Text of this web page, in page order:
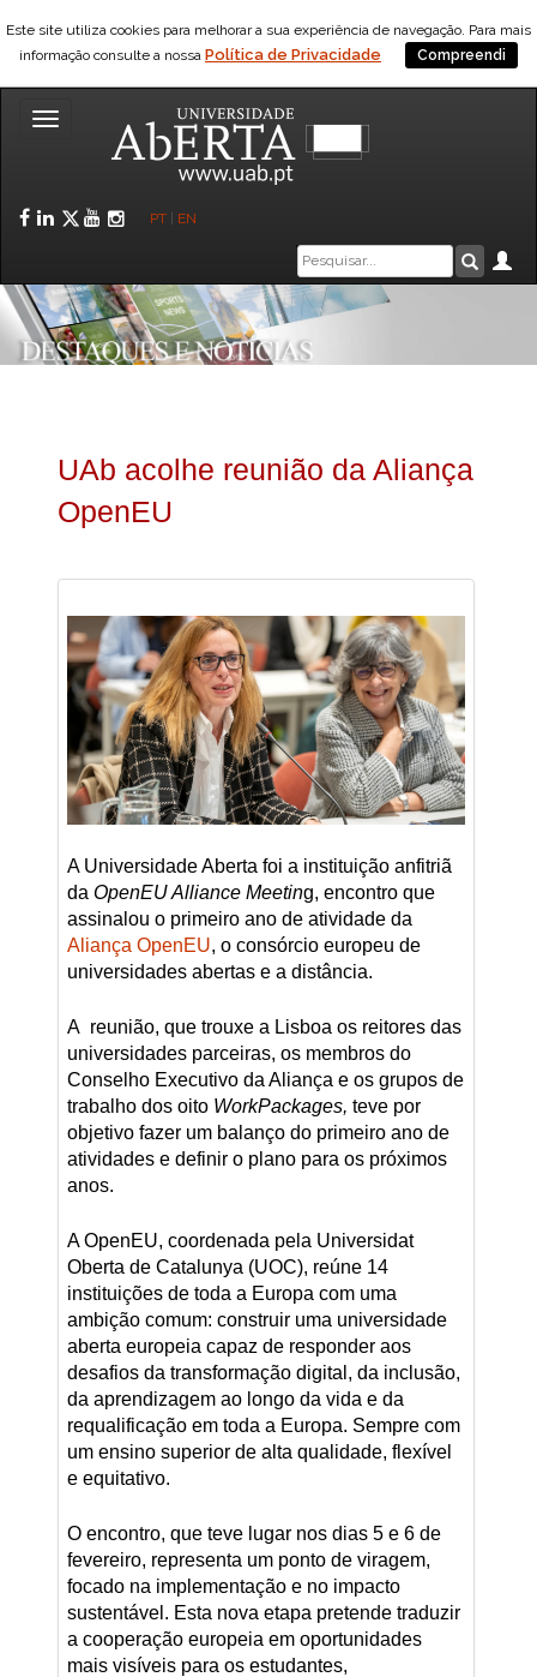
Este site utiliza cookies para melhorar a sua experiência de navegação. Para mais
informação consulte a nossa Política de Privacidade Compreendi
Toggle
Facebook
LinkedIn
Twitter
YouTube
Instagram
PT EN
Caixa
de
pesquisa
UAb acolhe reunião da Aliança
OpenEU
A Universidade Aberta foi a instituição anfitriã
da OpenEU Alliance Meeting, encontro que
assinalou o primeiro ano de atividade da
Aliança OpenEU, o consórcio europeu de
universidades abertas e a distância.
A reunião, que trouxe a Lisboa os reitores das
universidades parceiras, os membros do
Conselho Executivo da Aliança e os grupos de
trabalho dos oito WorkPackages, teve por
objetivo fazer um balanço do primeiro ano de
atividades e definir o plano para os próximos
anos.
A OpenEU, coordenada pela Universidat
Oberta de Catalunya (UOC), reúne 14
instituições de toda a Europa com uma
ambição comum: construir uma universidade
aberta europeia capaz de responder aos
desafios da transformação digital, da inclusão,
da aprendizagem ao longo da vida e da
requalificação em toda a Europa. Sempre com
um ensino superior de alta qualidade, flexível
e equitativo.
O encontro, que teve lugar nos dias 5 e 6 de
fevereiro, representa um ponto de viragem,
focado na implementação e no impacto
sustentável. Esta nova etapa pretende traduzir
a cooperação europeia em oportunidades
mais visíveis para os estudantes,